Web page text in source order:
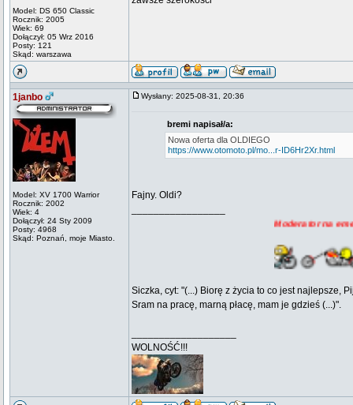
Model: DS 650 Classic
Rocznik: 2005
Wiek: 69
Dołączył: 05 Wrz 2016
Posty: 121
Skąd: warszawa
1janbo
Model: XV 1700 Warrior
Rocznik: 2002
Wiek: 4
Dołączył: 24 Sty 2009
Posty: 4968
Skąd: Poznań, moje Miasto.
Wysłany: 2025-08-31, 20:36
bremi napisał/a:
Nowa oferta dla OLDIEGO
https://www.otomoto.pl/mo...r-ID6Hr2Xr.html
Fajny. Oldi?
Moderator na emeryturze.
Siczka, cyt: "(...) Biorę z życia to co jest najlepsze,
Sram na pracę, marną płacę, mam je gdzieś (...)".
WOLNOŚĆ!!!